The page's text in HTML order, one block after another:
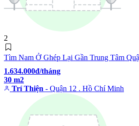
2
Tìm Nam Ở Ghép Lại Gần Trung Tâm
1.634.000đ/tháng
30 m2
Trí Thiện - Quận 12 . Hồ Chí Minh